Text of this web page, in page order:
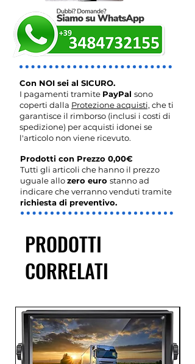
Con NOI sei al SICURO.
I pagamenti tramite PayPal sono
coperti dalla Protezione acquisti, che ti
garantisce il rimborso (inclusi i costi di
spedizione) per acquisti idonei se
l'articolo non viene ricevuto.
Prodotti con Prezzo 0,00€
Tutti gli articoli che hanno il prezzo
uguale allozero euro stanno ad
indicare che verranno venduti tramite
richiesta di preventivo.
PRODOTTI
CORRELATI